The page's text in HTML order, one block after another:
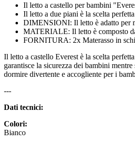
Il letto a castello per bambini
Il letto a due piani è la scelta
DIMENSIONI: Il letto è adatto per
MATERIALE: Il letto è composto
FORNITURA: 2x Materasso in
Il letto a castello Everest è la scelta
garantisce la sicurezza dei bambini
dormire divertente e accogliente per i
---
Dati tecnici:
Colori:
Bianco